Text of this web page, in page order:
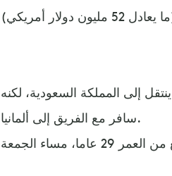
إلى المملكة السعودية، لكنه
سافر مع الفريق إلى ألمانيا.